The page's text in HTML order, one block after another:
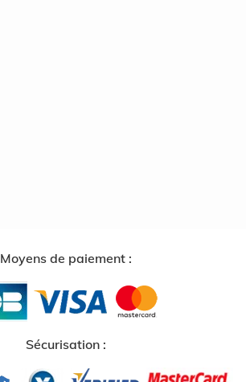
Moyens de paiement :
Sécurisation :